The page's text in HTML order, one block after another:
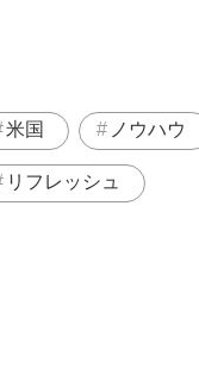
米国 ノウハウ
リフレッシュ